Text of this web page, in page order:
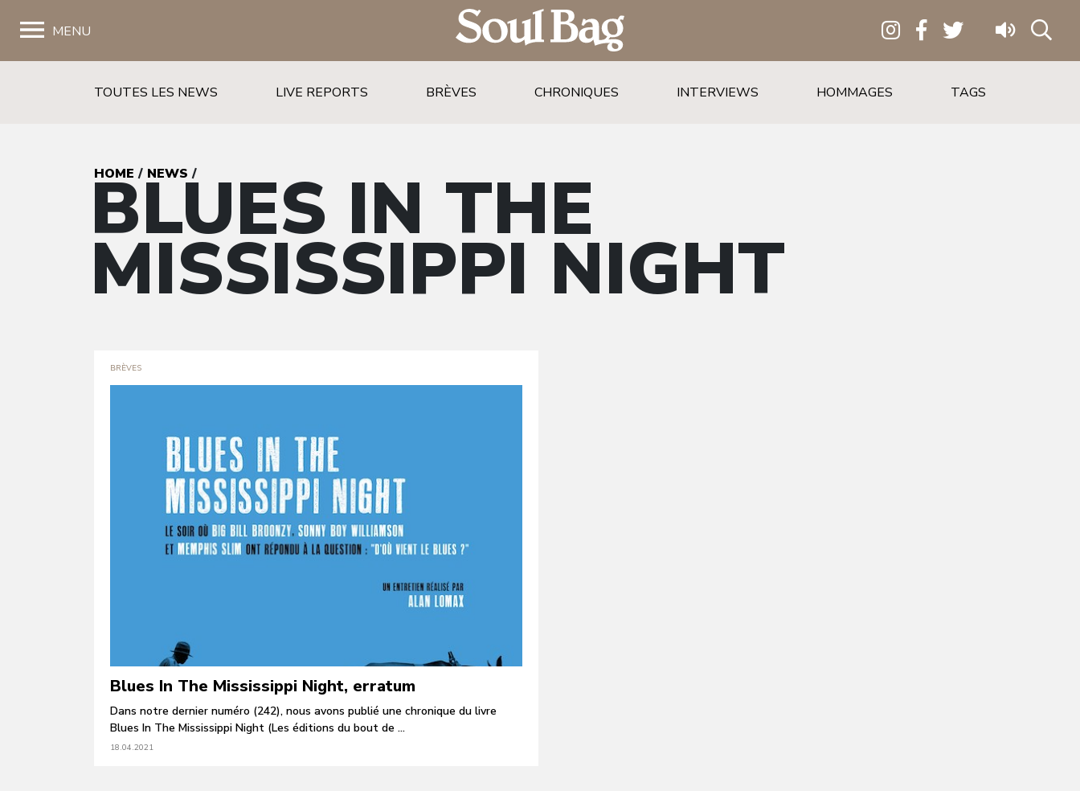
MENU
TOUTES LES NEWS LIVE REPORTS BRÈVES CHRONIQUES INTERVIEWS HOMMAGES TAGS
HOME / NEWS /
BLUES IN THE
MISSISSIPPI NIGHT
BRÈVES
Blues In The Mississippi Night, erratum
Dans notre dernier numéro (242), nous avons publié une chronique du livre
Blues In The Mississippi Night (Les éditions du bout de ...
18.04.2021